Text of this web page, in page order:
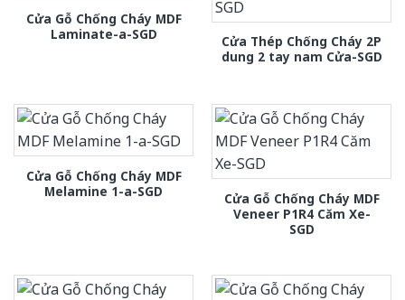
Cửa Gỗ Chống Cháy MDF
Laminate-a-SGD
Cửa Thép Chống Cháy 2P
dung 2 tay nam Cửa-SGD
Cửa Gỗ Chống Cháy MDF
Melamine 1-a-SGD
Cửa Gỗ Chống Cháy MDF
Veneer P1R4 Căm Xe-
SGD